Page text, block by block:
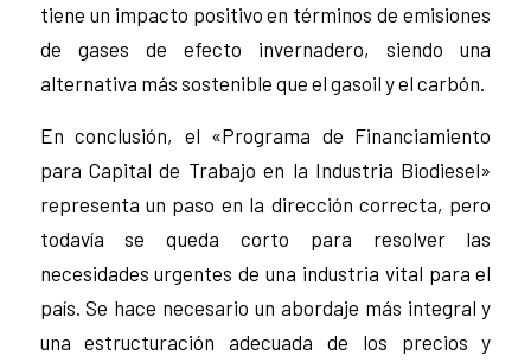
tiene un impacto positivo en términos de emisiones
de gases de efecto invernadero, siendo una
alternativa más sostenible que el gasoil y el carbón.
En conclusión, el «Programa de Financiamiento
para Capital de Trabajo en la Industria Biodiesel»
representa un paso en la dirección correcta, pero
todavía se queda corto para resolver las
necesidades urgentes de una industria vital para el
país. Se hace necesario un abordaje más integral y
una estructuración adecuada de los precios y